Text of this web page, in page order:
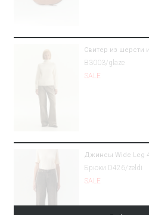
Свитер из шерсти
B3003/glaze
SALE
Джинсы Wide Leg
Брюки D426/zeldi
SALE